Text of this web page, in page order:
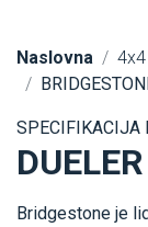
Naslovna
SPECIFIKACIJA
Bridgestone je